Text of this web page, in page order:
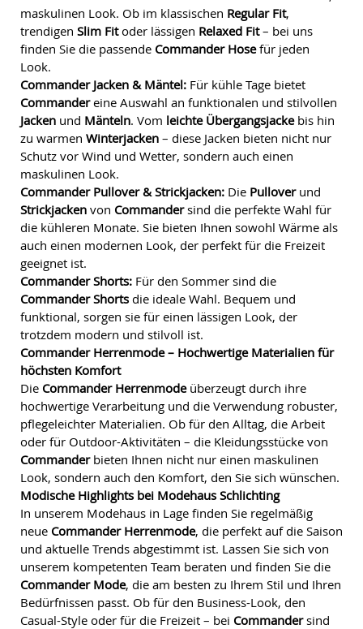
maskulinen Look. Ob im klassischen Regular Fit,
trendigen Slim Fitoder lässigen Relaxed Fit– bei uns
finden Sie die passende Commander Hosefür jeden
Look.
Commander Jacken & Mäntel: Für kühle Tage bietet
Commandereine Auswahl an funktionalen und stilvollen
Jacken und Mänteln. Vom leichte Übergangsjackebis hin
zu warmen Winterjacken – diese Jacken bieten nicht nur
Schutz vor Wind und Wetter, sondern auch einen
maskulinen Look.
Commander Pullover & Strickjacken: Die Pulloverund
Strickjacken von Commandersind die perfekte Wahl für
die kühleren Monate. Sie bieten Ihnen sowohl Wärme als
auch einen modernen Look, der perfekt für die Freizeit
geeignet ist.
Commander Shorts: Für den Sommer sind die
Commander Shorts die ideale Wahl. Bequem und
funktional, sorgen sie für einen lässigen Look, der
trotzdem modern und stilvoll ist.
Commander Herrenmode – Hochwertige Materialien für
höchsten Komfort
Die Commander Herrenmodeüberzeugt durch ihre
hochwertige Verarbeitung und die Verwendung robuster,
pflegeleichter Materialien. Ob für den Alltag, die Arbeit
oder für Outdoor-Aktivitäten – die Kleidungsstücke von
Commanderbieten Ihnen nicht nur einen maskulinen
Look, sondern auch den Komfort, den Sie sich wünschen.
Modische Highlights bei Modehaus Schlichting
In unserem Modehaus in Lage finden Sie regelmäßig
neue Commander Herrenmode, die perfekt auf die Saison
und aktuelle Trends abgestimmt ist. Lassen Sie sich von
unserem kompetenten Team beraten und finden Sie die
Commander Mode, die am besten zu Ihrem Stil und Ihren
Bedürfnissen passt. Ob für den Business-Look, den
Casual-Style oder für die Freizeit – bei Commandersind